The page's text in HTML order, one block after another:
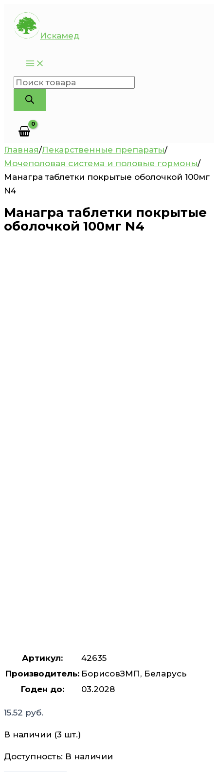
Перейти
содержимому
Искамед
Поиск
товаров
Главная/Лекарственные препараты/
Мочеполовая система и половые гормоны/
Манагра таблетки покрытые оболочкой 100мг
N4
Манагра таблетки покрытые
оболочкой 100мг N4
Артикул:
42635
Производитель: БорисовЗМП, Беларусь
Годен до:
03.2028
15.52 руб.
В наличии (3 шт.)
Доступность: В наличии